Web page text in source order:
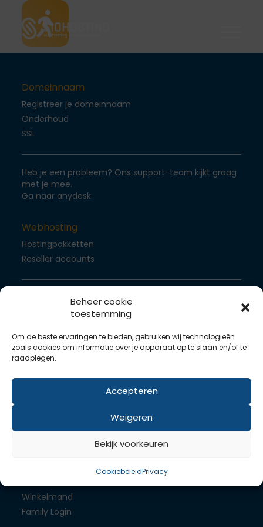
Beheer cookie
toestemming
Om de beste ervaringen te bieden, gebruiken wij technologieën
zoals cookies om informatie over je apparaat op te slaan en/of te
raadplegen.
Accepteren
Weigeren
Bekijk voorkeuren
CookiebeleidPrivacy
Domeinnaam
Domeinnaam
Onderhoud
Ssl Certificaten
Onderhoud
CMS
WordPress
Joomla
Drupal
Dedicated server
VPS Componenten
Support
Blog
Contact
Domeinnaam
Registreer je domeinnaam
Onderhoud
SSL
Heb je een probleem? Ons support-team kijkt graag
met je mee.
Ga naar anydesk
Webhosting
Hostingpakketten
Reseller accounts
WordPress hosting
Joomla hosting
Servers
Dedicated server
Winkelmand
Family Login